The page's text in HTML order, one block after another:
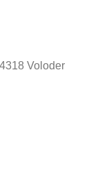
Voloder